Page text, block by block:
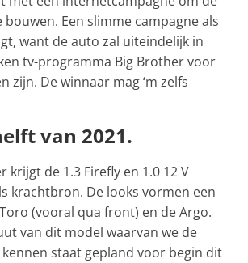
Een slimme campagne als
want de auto zal uiteindelijk in
tv-programma Big Brother voor
zijn. De winnaar mag ‘m zelfs
van 2021.
krijgt de 1.3 Firefly en 1.0 12 V
krachtbron. De looks vormen een
(vooral qua front) en de Argo.
van dit model waarvan we de
staat gepland voor begin dit